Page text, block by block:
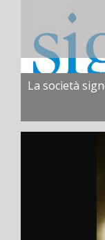
La società